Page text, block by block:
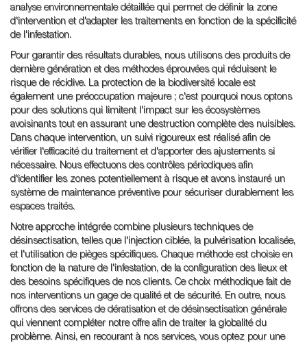
analyse environnementale détaillée qui permet de définir la zone
d'intervention et d'adapter les traitements en fonction de la spécificité
de l'infestation.
Pour garantir des résultats durables, nous utilisons des produits de
dernière génération et des méthodes éprouvées qui réduisent le
risque de récidive. La protection de la biodiversité locale est
également une préoccupation majeure ; c'est pourquoi nous optons
pour des solutions qui limitent l'impact sur les écosystèmes
avoisinants tout en assurant une destruction complète des nuisibles.
Dans chaque intervention, un suivi rigoureux est réalisé afin de
vérifier l'efficacité du traitement et d'apporter des ajustements si
nécessaire. Nous effectuons des contrôles périodiques afin
d'identifier les zones potentiellement à risque et avons instauré un
système de maintenance préventive pour sécuriser durablement les
espaces traités.
Notre approche intégrée combine plusieurs techniques de
désinsectisation, telles que l'injection ciblée, la pulvérisation localisée,
et l'utilisation de pièges spécifiques. Chaque méthode est choisie en
fonction de la nature de l'infestation, de la configuration des lieux et
des besoins spécifiques de nos clients. Ce choix méthodique fait de
nos interventions un gage de qualité et de sécurité. En outre, nous
offrons des services de dératisation et de désinsectisation générale
qui viennent compléter notre offre afin de traiter la globalité du
problème. Ainsi, en recourant à nos services, vous optez pour une